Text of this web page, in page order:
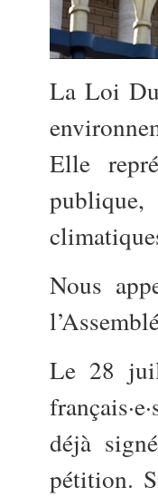
La Loi
Elle
Nous
Le 28
déjà
pétition.